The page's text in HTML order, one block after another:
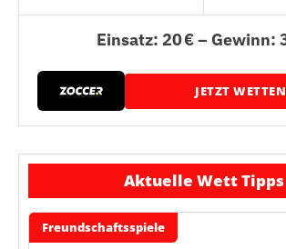
Einsatz: 20 € – Gewinn:
JETZT WETTEN
Aktuelle Wett Tipps
Freundschaftsspiele